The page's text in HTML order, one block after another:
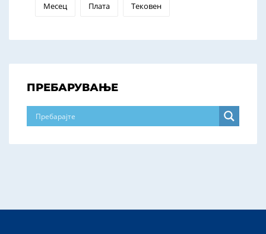
Месец Плата Тековен
ПРЕБАРУВАЊЕ